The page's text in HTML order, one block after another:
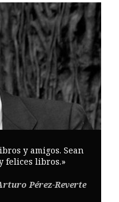
y amigos. Sean
felices libros.»
Pérez-Reverte